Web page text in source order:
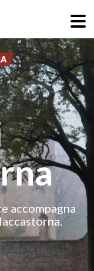
accompagna